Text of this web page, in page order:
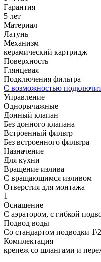
Гарантия
5 лет
Материал
Латунь
Механизм
керамический картридж
Поверхность
Глянцевая
Подключения фильтра
С возможностью
Управление
Однорычажные
Донный клапан
Без донного клапана
Встроенный фильтр
Без встроенного фильтра
Назначение
Для кухни
Вращение излива
С вращающимся изливом
Отверстия для монтажа
1
Оснащение
С аэратором, с гибкой
Подвод воды
Со стандартом подводки 1\2
Комплектация
крепеж со шлангами и